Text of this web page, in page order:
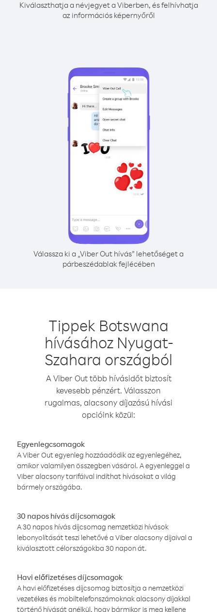
Kiválaszthatja a névjegyet a Viberben, és felhívhatja
az információs képernyőről
Válassza ki a „Viber Out hívás” lehetőséget a
párbeszédablak fejlécében
Tippek Botswana
hívásához Nyugat-
Szahara országból
A Viber Out több hívásidőt biztosít
kevesebb pénzért. Válasszon
rugalmas, alacsony díjazású hívási
opcióink közül:
Egyenlegcsomagok
A Viber Out egyenleg hozzáadódik az egyenlegéhez,
amikor valamilyen összegben vásárol. A egyenleggel a
Viber alacsony tarifáival indíthat hívásokat a világ
bármely országába.
30 napos hívás díjcsomagok
A 30 napos hívás díjcsomag nemzetközi hívások
lebonyolítását teszi lehetővé a Viber alacsony díjaival a
kiválasztott célországokba 30 napon át.
Havi előfizetéses díjcsomagok
A havi előfizetéses díjcsomag biztosítja a nemzetközi
vezetékes és mobiltelefonszámoknak alacsony díjakkal
történő hívását anélkül, hogy bármikor is meg kellene